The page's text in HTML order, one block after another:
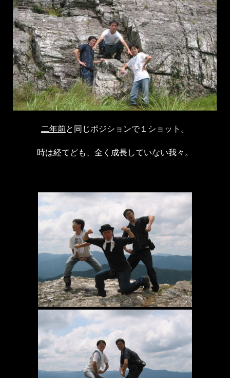
二年前と同じポジションで１ショット。
時は経てども、全く成長していない我々。